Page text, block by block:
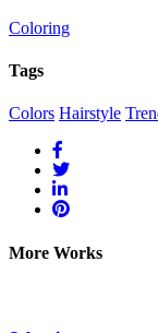
Coloring
Tags
Colors Hairstyle
More Works